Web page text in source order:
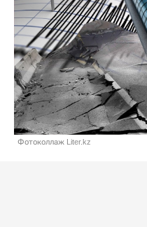
Фотоколлаж Liter.kz